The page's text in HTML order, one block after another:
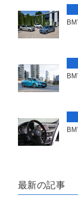
最新の記事